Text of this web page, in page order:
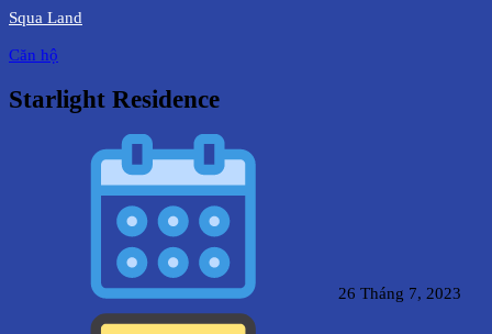
Squa Land
Căn hộ
Starlight Residence
26 Tháng 7, 2023